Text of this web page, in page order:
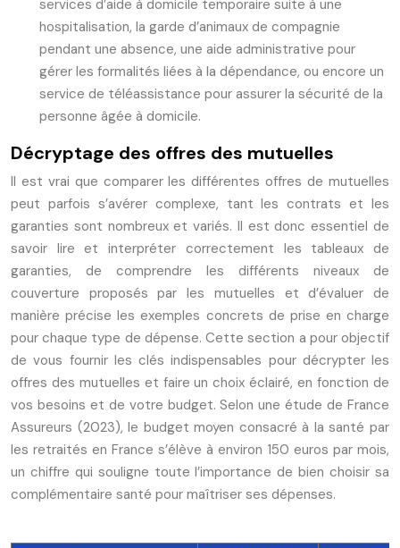
services d’aide à domicile temporaire suite à une
hospitalisation, la garde d’animaux de compagnie
pendant une absence, une aide administrative pour
gérer les formalités liées à la dépendance, ou encore un
service de téléassistance pour assurer la sécurité de la
personne âgée à domicile.
Décryptage des offres des mutuelles
Il est vrai que comparer les différentes offres de mutuelles
peut parfois s’avérer complexe, tant les contrats et les
garanties sont nombreux et variés. Il est donc essentiel de
savoir lire et interpréter correctement les tableaux de
garanties, de comprendre les différents niveaux de
couverture proposés par les mutuelles et d’évaluer de
manière précise les exemples concrets de prise en charge
pour chaque type de dépense. Cette section a pour objectif
de vous fournir les clés indispensables pour décrypter les
offres des mutuelles et faire un choix éclairé, en fonction de
vos besoins et de votre budget. Selon une étude de France
Assureurs (2023), le budget moyen consacré à la santé par
les retraités en France s’élève à environ 150 euros par mois,
un chiffre qui souligne toute l’importance de bien choisir sa
complémentaire santé pour maîtriser ses dépenses.